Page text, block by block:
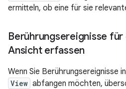
ermitteln, ob eine für sie
Berührungsereignisse
Ansicht erfassen
Wenn Sie Berührungsereignisse
View abfangen möchten,